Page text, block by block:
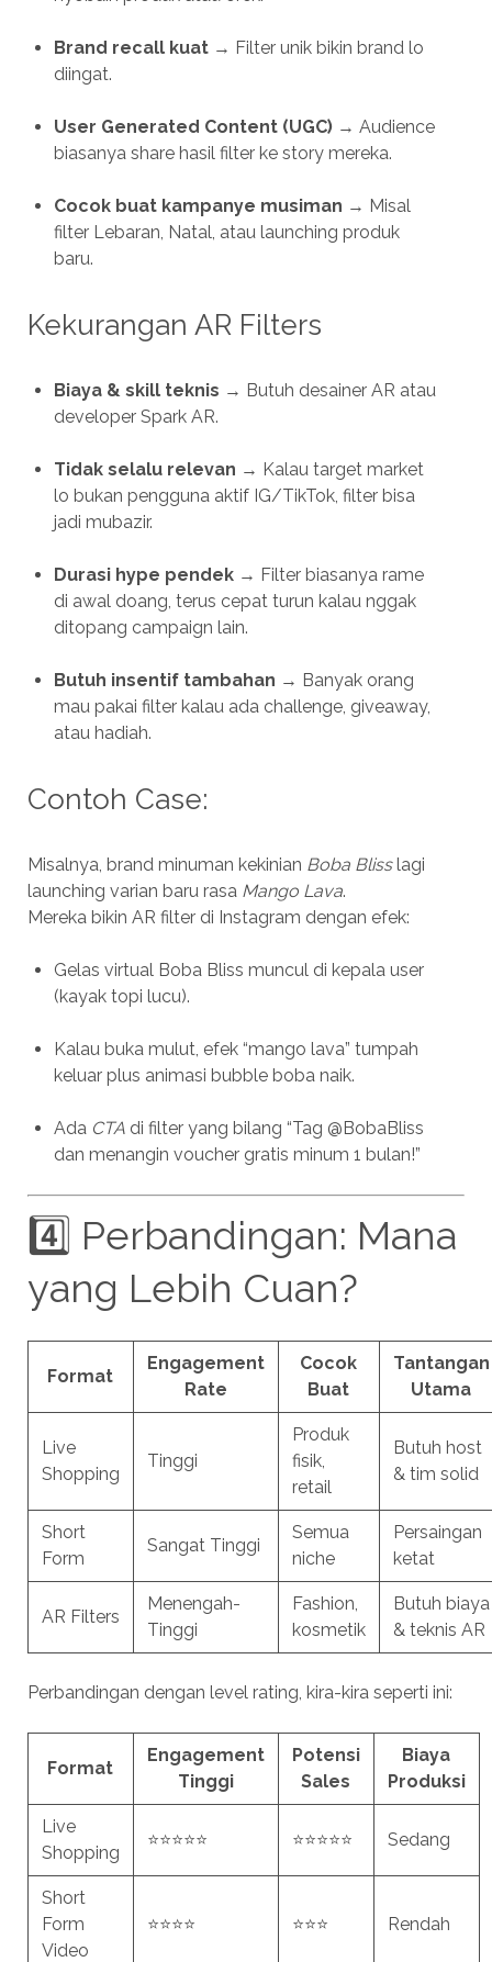
Brand recall kuat→ Filter unik bikin brand lo
diingat.
User Generated Content (UGC)→ Audience
biasanya share hasil filter ke story mereka.
Cocok buat kampanye musiman → Misal
filter Lebaran, Natal, atau launching produk
baru.
Kekurangan AR Filters
Biaya & skill teknis → Butuh desainer AR atau
developer Spark AR.
Tidak selalu relevan → Kalau target market
lo bukan pengguna aktif IG/TikTok, filter bisa
jadi mubazir.
Durasi hype pendek→ Filter biasanya rame
di awal doang, terus cepat turun kalau nggak
ditopang campaign lain.
Butuh insentif tambahan → Banyak orang
mau pakai filter kalau ada challenge, giveaway,
atau hadiah.
Contoh Case:
Misalnya, brand minuman kekinian Boba Blisslagi
launching varian baru rasa Mango Lava.
Mereka bikin AR filter di Instagram dengan efek:
Gelas virtual Boba Bliss muncul di kepala user
(kayak topi lucu).
Kalau buka mulut, efek “mango lava” tumpah
keluar plus animasi bubble boba naik.
Ada CTAdi filter yang bilang “Tag @BobaBliss
dan menangin voucher gratis minum 1 bulan!”
4️⃣ Perbandingan: Mana
yang Lebih Cuan?
Format
Engagement
Rate
Cocok
Buat
Tantangan
Utama
Live
Shopping
Tinggi
Produk
fisik,
retail
Butuh host
& tim solid
Short
Form
Sangat Tinggi
Semua
niche
Persaingan
ketat
AR Filters
Menengah-
Tinggi
Fashion,
kosmetik
Butuh biaya
& teknis AR
Perbandingan dengan level rating, kira-kira seperti ini:
Format
Engagement
Tinggi
Potensi
Sales
Biaya
Produksi
Live
Shopping
⭐⭐⭐⭐⭐ ⭐⭐⭐⭐⭐ Sedang
Short
Form
Video
⭐⭐⭐⭐ ⭐⭐⭐ Rendah